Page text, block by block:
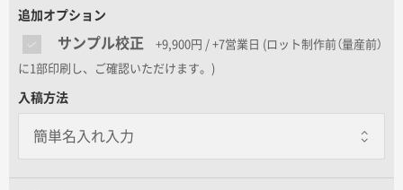
よくあるご質問
名入れグループサイト
包装紙
一個あたり+80.00円 / 5日出荷
追加オプション
サンプル校正 +9,900円 / +7営業日 (ロット制作前（量産前）
に1部印刷し、ご確認いただけます。)
入稿方法